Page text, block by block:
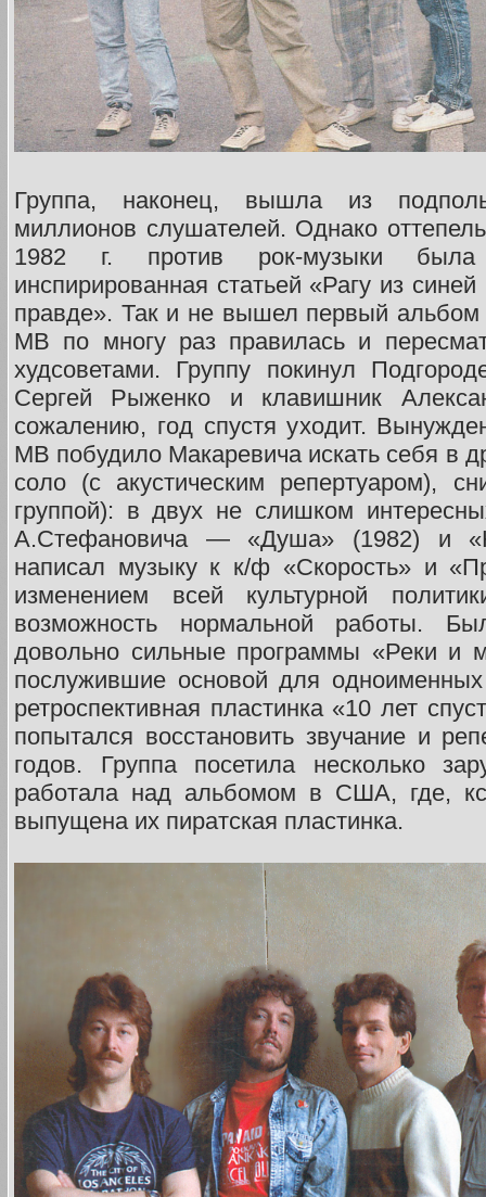
Группа, наконец, вышла из
миллионов слушателей. Однако
1982 г. против рок-музыки была
инспирированная статьей «Рагу из
правде». Так и не вышел первый
МВ по многу раз правилась и
худсоветами. Группу покинул
Сергей Рыженко и клавишник
сожалению, год спустя уходит.
МВ побудило Макаревича искать себя в
соло (с акустическим репертуаром),
группой): в двух не слишком
А.Стефановича — «Душа» (1982) и
написал музыку к к/ф «Скорость» и
изменением всей культурной
возможность нормальной работы.
довольно сильные программы «Реки и
послужившие основой для
ретроспективная пластинка «10 лет
попытался восстановить звучание и
годов. Группа посетила несколько
работала над альбомом в США, где,
выпущена их пиратская пластинка.